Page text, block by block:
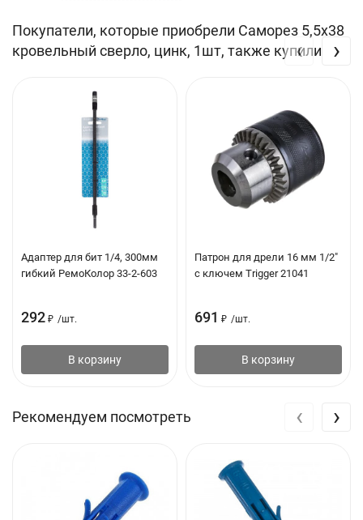
количество саморезов в килограмме
Покупатели, которые приобрели Саморез 5,5х38
кровельный сверло, цинк, 1шт, также купили
Адаптер для бит 1/4, 300мм
гибкий РемоКолор 33-2-603
292 ₽ /шт.
В корзину
Патрон для дрели 16 мм 1/2"
с ключем Trigger 21041
691 ₽ /шт.
В корзину
‹ ›
Рекомендуем посмотреть ‹ ›